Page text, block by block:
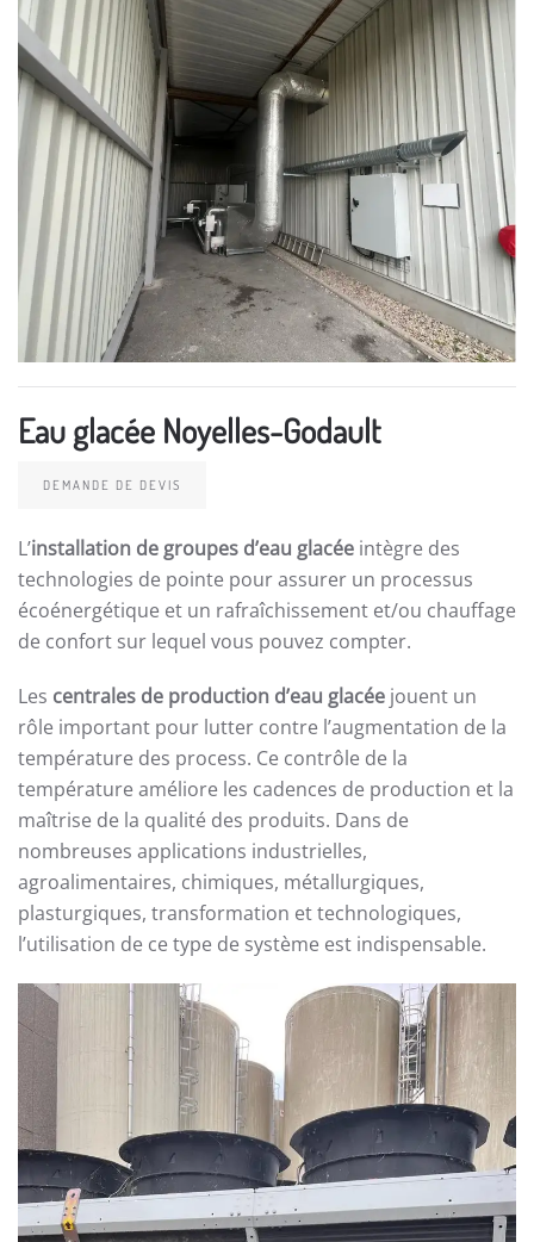
Eau glacée Noyelles-Godault
DEMANDE DE DEVIS
L’installation de groupes d’eau glacée intègre des
technologies de pointe pour assurer un processus
écoénergétique et un rafraîchissement et/ou chauffage
de confort sur lequel vous pouvez compter.
Les centrales de production d’eau glacée jouent un
rôle important pour lutter contre l’augmentation de la
température des process. Ce contrôle de la
température améliore les cadences de production et la
maîtrise de la qualité des produits. Dans de
nombreuses applications industrielles,
agroalimentaires, chimiques, métallurgiques,
plasturgiques, transformation et technologiques,
l’utilisation de ce type de système est indispensable.